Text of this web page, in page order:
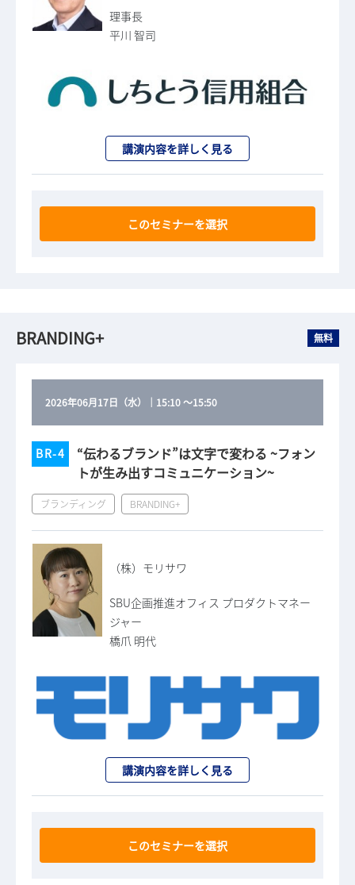
理事長
平川 智司
講演内容を詳しく見る
このセミナーを選択
BRANDING+ 無料
2026年06月17日（水） ｜ 15:10～15:50
BR-4
“伝わるブランド”は文字で変わる ~フォン
トが生み出すコミュニケーション~
ブランディング BRANDING+
（株）モリサワ
SBU企画推進オフィス プロダクトマネー
ジャー
橋爪 明代
講演内容を詳しく見る
このセミナーを選択